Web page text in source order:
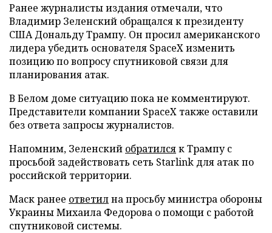
Ранее журналисты издания отмечали, что
Владимир Зеленский обращался к президенту
США Дональду Трампу. Он просил американского
лидера убедить основателя SpaceX изменить
позицию по вопросу спутниковой связи для
планирования атак.
В Белом доме ситуацию пока не комментируют.
Представители компании SpaceX также оставили
без ответа запросы журналистов.
Напомним, Зеленский обратилсяк Трампу с
просьбой задействовать сеть Starlink для атак по
российской территории.
Маск ранее ответилна просьбу министра обороны
Украины Михаила Федорова о помощи с работой
спутниковой системы.